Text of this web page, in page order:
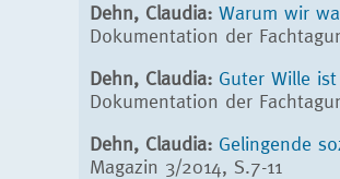
Dehn, Claudia: Warum wir
Dokumentation der
Dehn, Claudia: Guter Wille
Dokumentation der
Dehn, Claudia: Gelingende
Magazin 3/2014, S.7-11